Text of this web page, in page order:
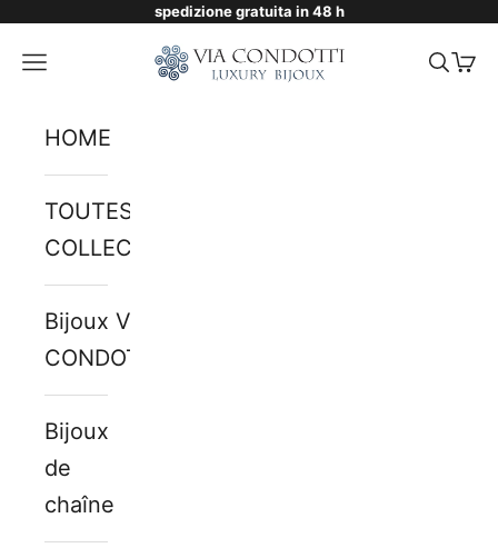
Passer au contenuspedizione gratuita in 48 h
Via Condotti Store
Menu
HOME
TOUTES LES
COLLECTIONS
Bijoux VIA
CONDOTTI
Bijoux
de
chaîne